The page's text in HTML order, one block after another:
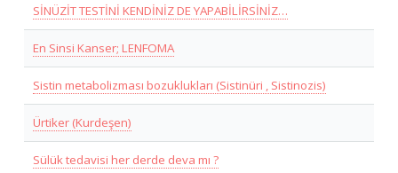
SİNÜZİT TESTİNİ KENDİNİZ DE YAPABİLİRSİNİZ…
En Sinsi Kanser; LENFOMA
Sistin metabolizması bozuklukları (Sistinüri , Sistinozis)
Ürtiker (Kurdeşen)
Sülük tedavisi her derde deva mı ?